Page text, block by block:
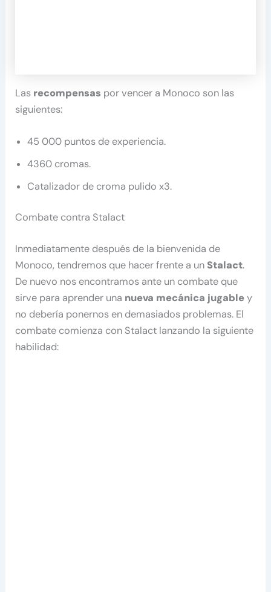
Las recompensas por vencer a Monoco son las
siguientes:
45 000 puntos de experiencia.
4360 cromas.
Catalizador de croma pulido x3.
Combate contra Stalact
Inmediatamente después de la bienvenida de
Monoco, tendremos que hacer frente a un Stalact.
De nuevo nos encontramos ante un combate que
sirve para aprender una nueva mecánica jugabley
no debería ponernos en demasiados problemas. El
combate comienza con Stalact lanzando la siguiente
habilidad: